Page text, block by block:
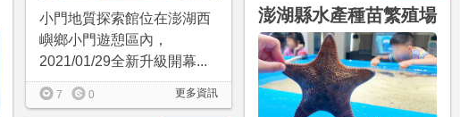
小門地質探索館位在澎湖西
嶼鄉小門遊憩區內，
2021/01/29全新升級開幕...
更多資訊
7 0
澎湖縣水產種苗繁殖場